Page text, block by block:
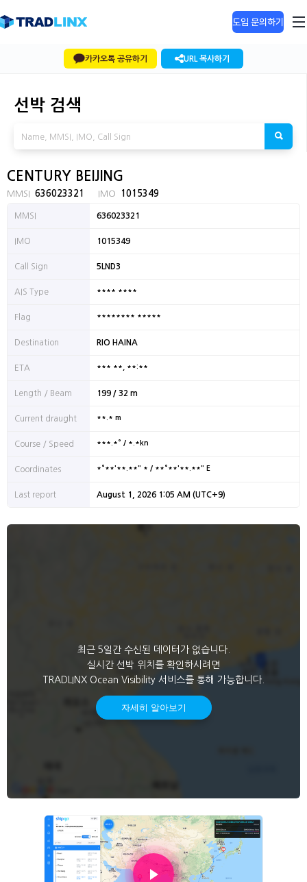
도입 문의하기
카카오톡 공유하기 URL 복사하기
선박 검색
CENTURY BEIJING
MMSI 636023321 IMO 1015349
MMSI 636023321
IMO 1015349
Call Sign 5LND3
AIS Type **** ****
Flag ******** *****
Destination RIO HAINA
ETA *** **, **:**
Length / Beam 199 / 32 m
Current draught **.* m
Course / Speed ***.*° / *.*kn
Coordinates *°**'**.**" * / **°**'**.**" E
Last report August 1, 2026 1:05 AM (UTC+9)
최근 5일간 수신된 데이터가 없습니다.
실시간 선박 위치를 확인하시려면
TRADLINX Ocean Visibility 서비스를 통해 가능합니다.
자세히 알아보기